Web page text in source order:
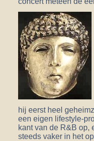
hij eerst heel
een eigen lifestyle-
kant van de R&B op,
steeds vaker in het